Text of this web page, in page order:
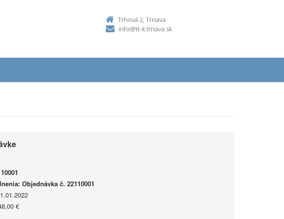
Trhová 2, Trnava
info@tt-it.trnava.sk
Objednávka č. 22110001
€